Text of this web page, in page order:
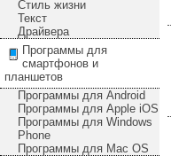
Стиль жизни
Текст
Драйвера
Программы для
смартфонов и
планшетов
Программы для Android
Программы для Apple iOS
Программы для Windows
Phone
Программы для Mac OS